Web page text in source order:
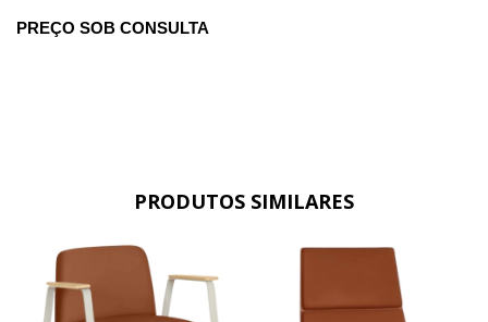
PREÇO SOB CONSULTA
PRODUTOS SIMILARES